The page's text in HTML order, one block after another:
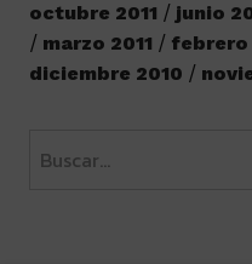
octubre 2011
junio
marzo 2011
febrero
diciembre 2010